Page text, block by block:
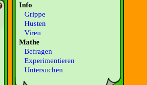
Info
Grippe
Husten
Viren
Mathe
Befragen
Experimentieren
Untersuchen